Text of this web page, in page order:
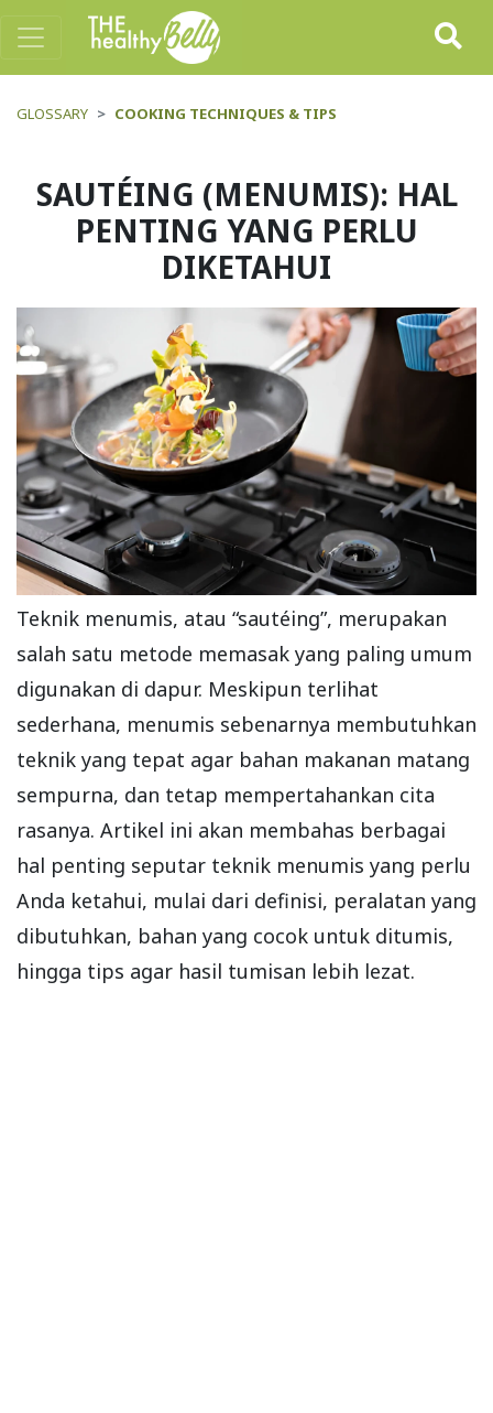
GLOSSARY COOKING TECHNIQUES & TIPS
SAUTÉING (MENUMIS): HAL
PENTING YANG PERLU
DIKETAHUI
Teknik menumis, atau “sautéing”, merupakan
salah satu metode memasak yang paling umum
digunakan di dapur. Meskipun terlihat
sederhana, menumis sebenarnya membutuhkan
teknik yang tepat agar bahan makanan matang
sempurna, dan tetap mempertahankan cita
rasanya. Artikel ini akan membahas berbagai
hal penting seputar teknik menumis yang perlu
Anda ketahui, mulai dari definisi, peralatan yang
dibutuhkan, bahan yang cocok untuk ditumis,
hingga tips agar hasil tumisan lebih lezat.